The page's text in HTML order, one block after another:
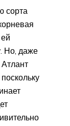
сорта
Но, даже